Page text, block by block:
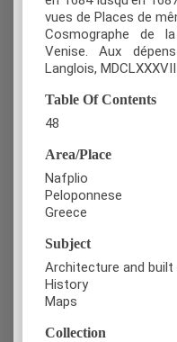
vues de Places de
Cosmographe de
Venise. Aux
Langlois,
Table Of Contents
48
Area/Place
Nafplio
Peloponnese
Greece
Subject
Architecture and built
History
Maps
Collection